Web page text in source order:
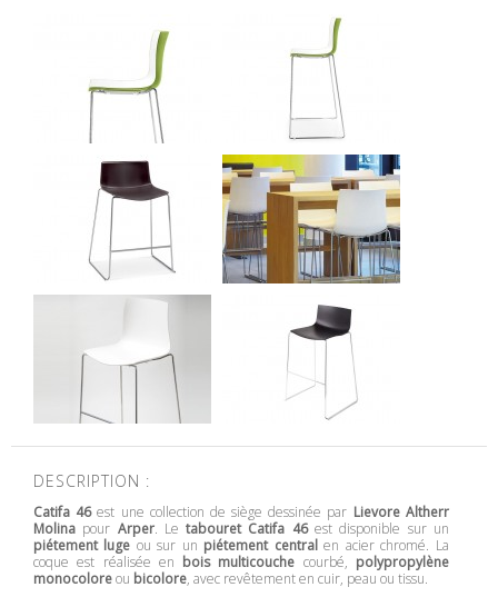
DESCRIPTION :
Catifa 46est une collection de siège dessinée par Lievore Altherr
Molina pour Arper. Letabouret Catifa 46est disponible sur un
piétement luge ou sur un piétement centralen acier chromé. La
coque est réalisée en bois multicouche courbé, polypropylène
monocoloreou bicolore, avec revêtement en cuir, peau ou tissu.